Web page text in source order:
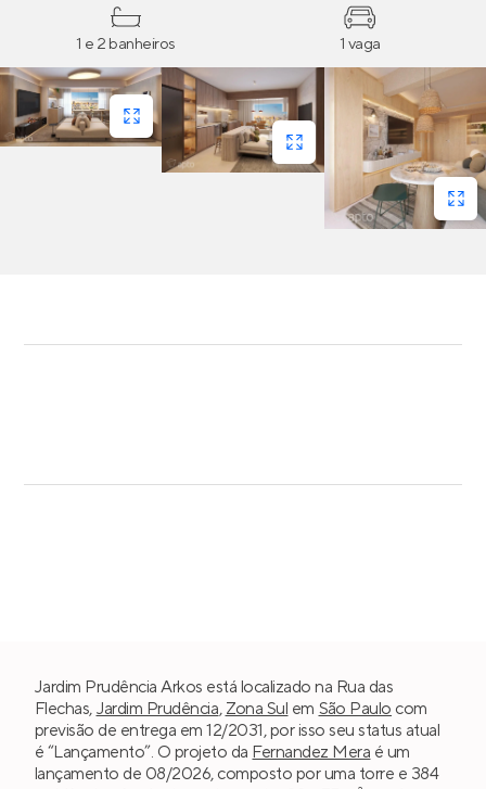
1 e 2 banheiros 1 vaga
Jardim Prudência Arkos está localizado na Rua das
Flechas, Jardim Prudência, Zona Sul em São Paulo com
previsão de entrega em 12/2031, por isso seu status atual
é “Lançamento”. O projeto da Fernandez Mera é um
lançamento de 08/2026, composto por uma torre e 384